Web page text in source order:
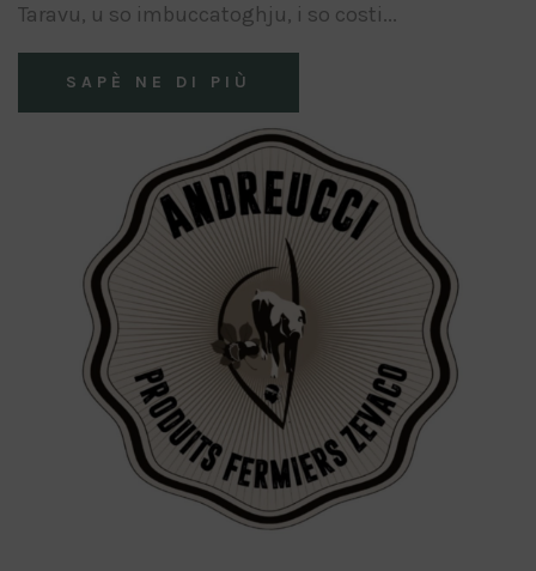
Taravu, u so imbuccatoghju, i so costi...
SAPÈ NE DI PIÙ